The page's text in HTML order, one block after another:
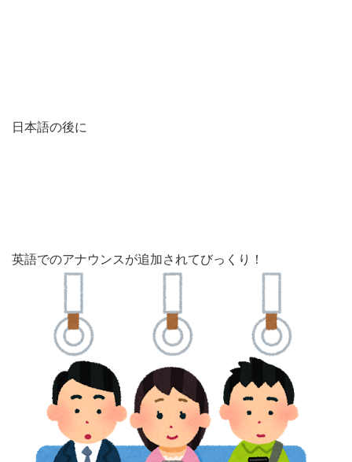
日本語の後に
英語でのアナウンスが追加されてびっくり！